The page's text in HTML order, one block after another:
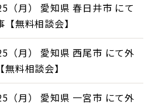
（月） 愛知県 春日井市 にて
無料相談会】
（月） 愛知県 西尾市 にて外
料相談会】
（月） 愛知県 一宮市 にて外